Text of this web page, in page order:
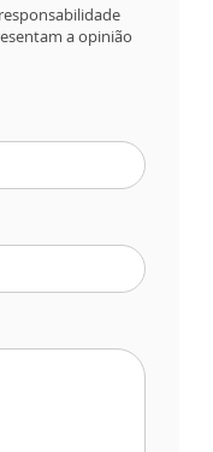
a opinião